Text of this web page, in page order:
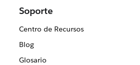
Soporte
Centro de Recursos
Blog
Glosario